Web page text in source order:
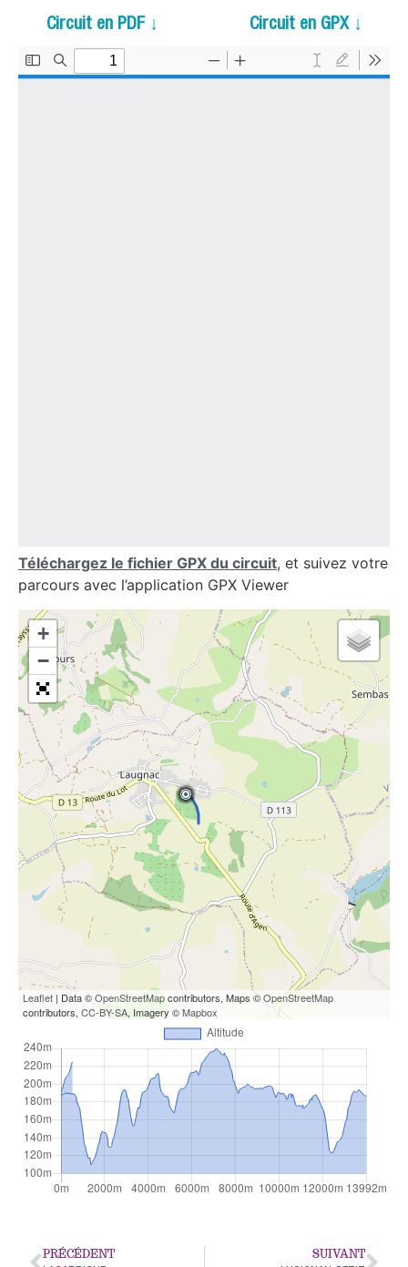
Circuit en PDF ↓ Circuit en GPX ↓
Téléchargez le fichier GPX du circuit, et suivez votre
parcours avec l’application GPX Viewer
+
−
Leaflet | Data ©OpenStreetMapcontributors, Maps ©OpenStreetMap
contributors, CC-BY-SA, Imagery ©Mapbox
PRÉCÉDENT SUIVANT